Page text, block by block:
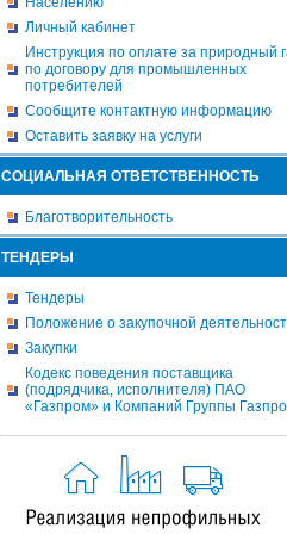
Личный кабинет
Инструкция по оплате за природный
по договору для промышленных
потребителей
Сообщите контактную информацию
Оставить заявку на услуги
СОЦИАЛЬНАЯ ОТВЕТСТВЕННОСТЬ
Благотворительность
ТЕНДЕРЫ
Тендеры
Положение о закупочной
Закупки
Кодекс поведения поставщика
(подрядчика, исполнителя) ПАО
«Газпром» и Компаний Группы